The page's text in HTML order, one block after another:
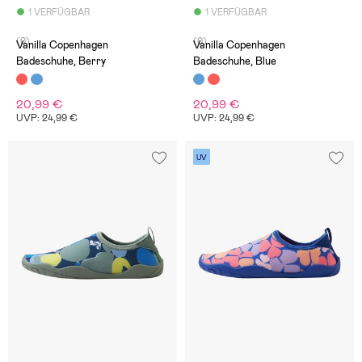
1 VERFÜGBAR
(0)
Vanilla Copenhagen
Badeschuhe, Berry
20,99 €
UVP: 24,99 €
1 VERFÜGBAR
(0)
Vanilla Copenhagen
Badeschuhe, Blue
20,99 €
UVP: 24,99 €
UV